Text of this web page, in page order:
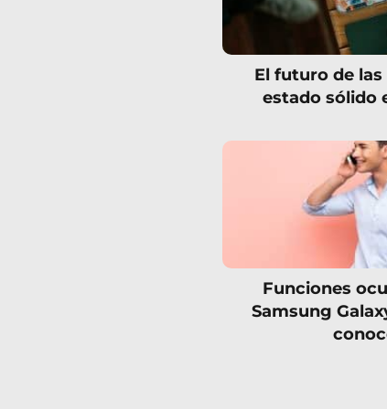
El futuro de
estado sólido
Funciones
Samsung